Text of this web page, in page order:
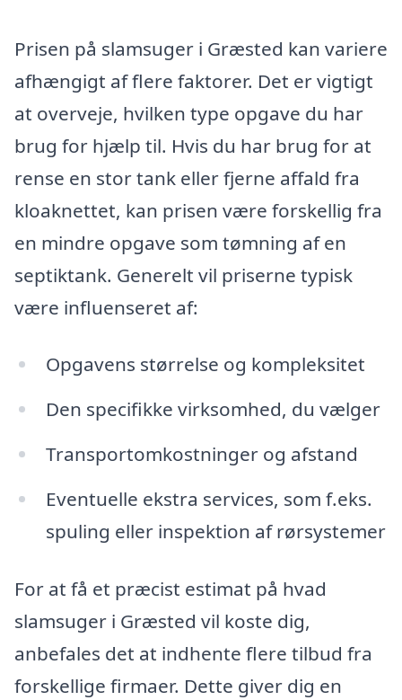
Prisen på slamsuger i Græsted kan variere
afhængigt af flere faktorer. Det er vigtigt
at overveje, hvilken type opgave du har
brug for hjælp til. Hvis du har brug for at
rense en stor tank eller fjerne affald fra
kloaknettet, kan prisen være forskellig fra
en mindre opgave som tømning af en
septiktank. Generelt vil priserne typisk
være influenseret af:
Opgavens størrelse og kompleksitet
Den specifikke virksomhed, du vælger
Transportomkostninger og afstand
Eventuelle ekstra services, som f.eks.
spuling eller inspektion af rørsystemer
For at få et præcist estimat på hvad
slamsuger i Græsted vil koste dig,
anbefales det at indhente flere tilbud fra
forskellige firmaer. Dette giver dig en